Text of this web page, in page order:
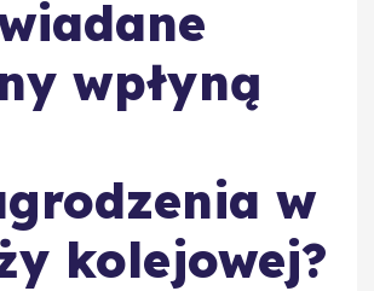
wpłyną
w
kolejowej?